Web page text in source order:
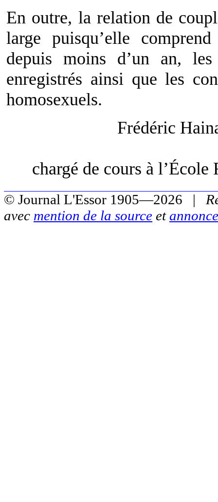
En outre, la relation de
large puisqu’elle
depuis moins d’un an, les
enregistrés ainsi que les
homosexuels.
Frédéric
chargé de cours à
© Journal L'Essor 1905—2026 |
avec mention de la source et